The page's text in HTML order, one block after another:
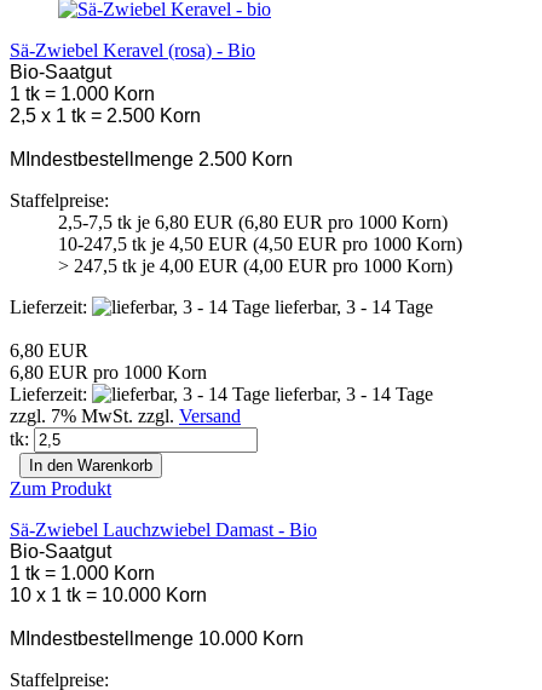
Sä-Zwiebel Keravel (rosa) - Bio
Bio-Saatgut
1 tk = 1.000 Korn
2,5 x 1 tk = 2.500 Korn
MIndestbestellmenge 2.500 Korn
Staffelpreise:
2,5-7,5 tk je 6,80 EUR (6,80 EUR pro 1000 Korn)
10-247,5 tk je 4,50 EUR (4,50 EUR pro 1000 Korn)
> 247,5 tk je 4,00 EUR (4,00 EUR pro 1000 Korn)
Lieferzeit:
lieferbar, 3 - 14 Tage
6,80 EUR
6,80 EUR pro 1000 Korn
Lieferzeit:
lieferbar, 3 - 14 Tage
zzgl. 7% MwSt. zzgl. Versand
tk:
In den Warenkorb
Zum Produkt
Sä-Zwiebel Lauchzwiebel Damast - Bio
Bio-Saatgut
1 tk = 1.000 Korn
10 x 1 tk = 10.000 Korn
MIndestbestellmenge 10.000 Korn
Staffelpreise: